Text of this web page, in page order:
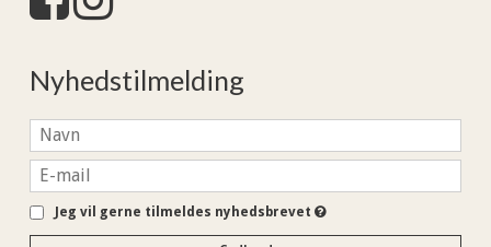
Nyhedstilmelding
Jeg vil gerne tilmeldes nyhedsbrevet